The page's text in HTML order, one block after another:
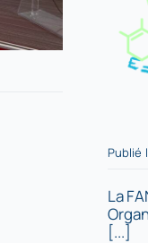
Publié
La
[...]